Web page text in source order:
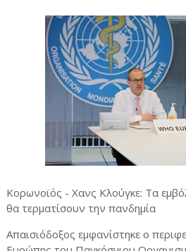
Κορωνοϊός - Χανς Κλούγκε: Τα
θα τερματίσουν την πανδημία
Απαισιόδοξος εμφανίστηκε ο